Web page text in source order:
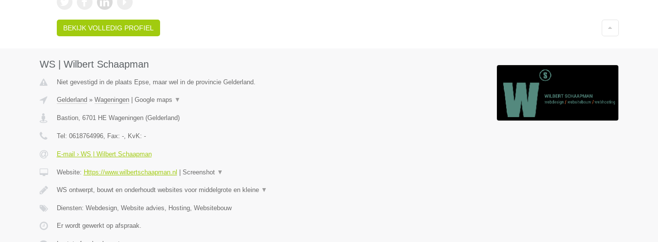
BEKIJK VOLLEDIG PROFIEL
WS | Wilbert Schaapman
Niet gevestigd in de plaats Epse, maar wel in de provincie Gelderland.
Gelderland » Wageningen| Google maps ▼
Bastion, 6701 HE Wageningen(Gelderland)
Tel: 0618764996, Fax: -, KvK: -
E-mail › WS | Wilbert Schaapman
Website: Https://www.wilbertschaapman.nl Screenshot ▼
WS ontwerpt, bouwt en onderhoudt websites voor middelgrote en kleine ▼
Diensten: Webdesign, Website advies, Hosting, Websitebouw
Er wordt gewerkt op afspraak.